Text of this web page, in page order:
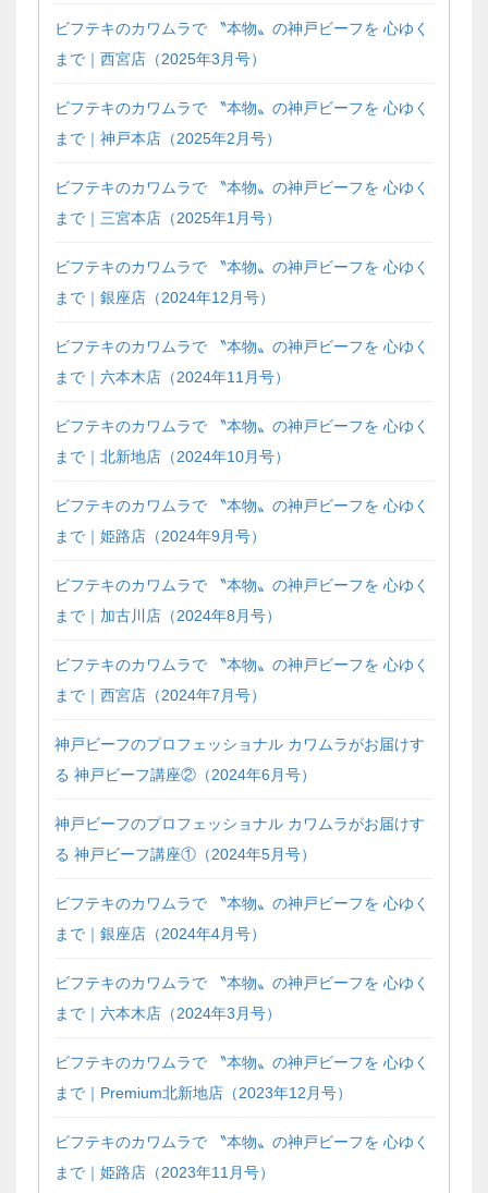
ビフテキのカワムラで 〝本物〟の神戸ビーフを 心ゆく
まで｜西宮店（2025年3月号）
ビフテキのカワムラで 〝本物〟の神戸ビーフを 心ゆく
まで｜神戸本店（2025年2月号）
ビフテキのカワムラで 〝本物〟の神戸ビーフを 心ゆく
まで｜三宮本店（2025年1月号）
ビフテキのカワムラで 〝本物〟の神戸ビーフを 心ゆく
まで｜銀座店（2024年12月号）
ビフテキのカワムラで 〝本物〟の神戸ビーフを 心ゆく
まで｜六本木店（2024年11月号）
ビフテキのカワムラで 〝本物〟の神戸ビーフを 心ゆく
まで｜北新地店（2024年10月号）
ビフテキのカワムラで 〝本物〟の神戸ビーフを 心ゆく
まで｜姫路店（2024年9月号）
ビフテキのカワムラで 〝本物〟の神戸ビーフを 心ゆく
まで｜加古川店（2024年8月号）
ビフテキのカワムラで 〝本物〟の神戸ビーフを 心ゆく
まで｜西宮店（2024年7月号）
神戸ビーフのプロフェッショナル カワムラがお届けす
る 神戸ビーフ講座②（2024年6月号）
神戸ビーフのプロフェッショナル カワムラがお届けす
る 神戸ビーフ講座①（2024年5月号）
ビフテキのカワムラで 〝本物〟の神戸ビーフを 心ゆく
まで｜銀座店（2024年4月号）
ビフテキのカワムラで 〝本物〟の神戸ビーフを 心ゆく
まで｜六本木店（2024年3月号）
ビフテキのカワムラで 〝本物〟の神戸ビーフを 心ゆく
まで｜Premium北新地店（2023年12月号）
ビフテキのカワムラで 〝本物〟の神戸ビーフを 心ゆく
まで｜姫路店（2023年11月号）